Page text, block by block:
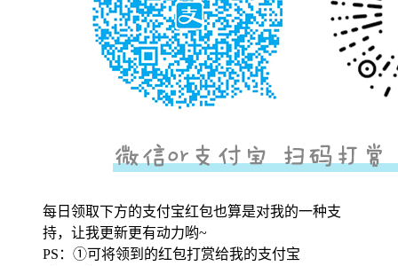
每日领取下方的支付宝红包也算是对我的一种支
持，让我更新更有动力哟~
PS：①可将领到的红包打赏给我的支付宝